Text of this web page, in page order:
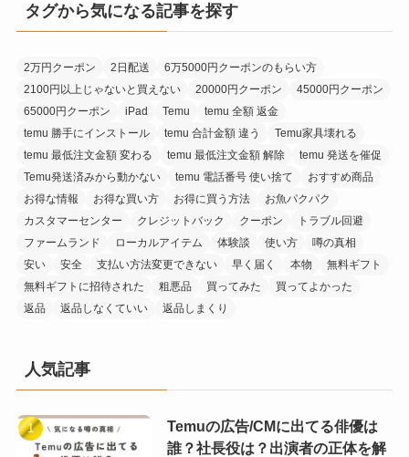
タグから気になる記事を探す
2万円クーポン 2日配送
6万5000円クーポンのもらい方
2100円以上じゃないと買えない
20000円クーポン
45000円クーポン
65000円クーポン
iPad Temu
temu 全額 返金
temu 勝手にインストール
temu 合計金額 違う
Temu家具壊れる
temu 最低注文金額 変わる
temu 最低注文金額 解除
temu 発送を催促
Temu発送済みから動かない
temu 電話番号 使い捨て
おすすめ商品
お得な情報
お得な買い方 お得に買う方法
お魚パクパク
カスタマーセンター
クレジットバック クーポン
トラブル回避
ファームランド
ローカルアイテム 体験談 使い方
噂の真相
安い
安全 支払い方法変更できない 早く届く 本物
無料ギフト
無料ギフトに招待された
粗悪品 買ってみた
買ってよかった
返品
返品しなくていい 返品しまくり
人気記事
Temuの広告/CMに出てる俳優は
誰？社長役は？出演者の正体を解